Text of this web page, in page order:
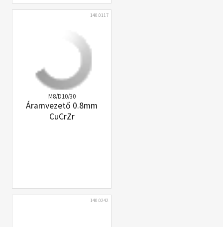
140.0117
M8/D10/30
Áramvezető 0.8mm
CuCrZr
140.0242